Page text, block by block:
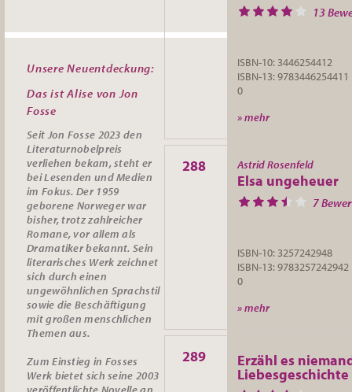
13
ISBN-10: 3446254412
ISBN-13: 9783446254411
0
» mehr
288 Astrid Rosenfeld
Elsa ungeheuer
7
ISBN-10: 3257242948
ISBN-13: 9783257242942
0
» mehr
289 Erzähl es
Unsere Neuentdeckung:
Das ist Alise von Jon
Fosse
Seit Jon Fosse 2023 den
Literaturnobelpreis
verliehen bekam, steht er
bei Lesenden und Medien
im Fokus. Der 1959
geborene Norweger war
bisher, trotz zahlreicher
Romane, vor allem als
Dramatiker bekannt. Sein
literarisches Werk zeichnet
sich durch einen
ungewöhnlichen Sprachstil
sowie die Beschäftigung
mit großen menschlichen
Themen aus.
Zum Einstieg in Fosses
Werk bietet sich seine 2003